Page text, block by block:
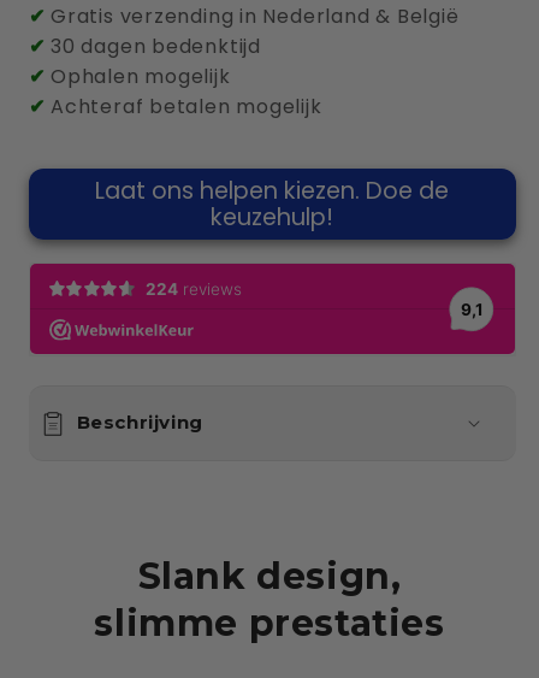
✔ Gratis verzending in Nederland & België
✔ 30 dagen bedenktijd
✔ Ophalen mogelijk
✔ Achteraf betalen mogelijk
Laat ons helpen kiezen. Doe de
keuzehulp!
Beschrijving
Slank design,
slimme prestaties